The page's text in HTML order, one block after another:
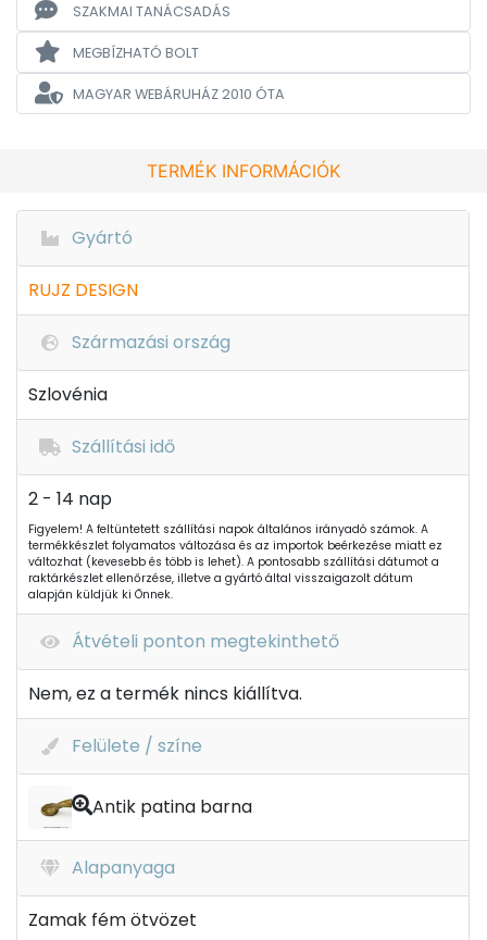
SZAKMAI TANÁCSADÁS
MEGBÍZHATÓ BOLT
MAGYAR WEBÁRUHÁZ2010 ÓTA
TERMÉK INFORMÁCIÓK
Gyártó
RUJZ DESIGN
Származási ország
Szlovénia
Szállítási idő
2 - 14 nap
Figyelem! A feltüntetett szállítási napok általános irányadó számok. A
termékkészlet folyamatos változása és az importok beérkezése miatt ez
változhat (kevesebb és több is lehet). A pontosabb szállítási dátumot a
raktárkészlet ellenőrzése, illetve a gyártó által visszaigazolt dátum
alapján küldjük ki Önnek.
Átvételi ponton megtekinthető
Nem, ez a termék nincs kiállítva.
Felülete / színe
Antik patina barna
Alapanyaga
Zamak fém ötvözet